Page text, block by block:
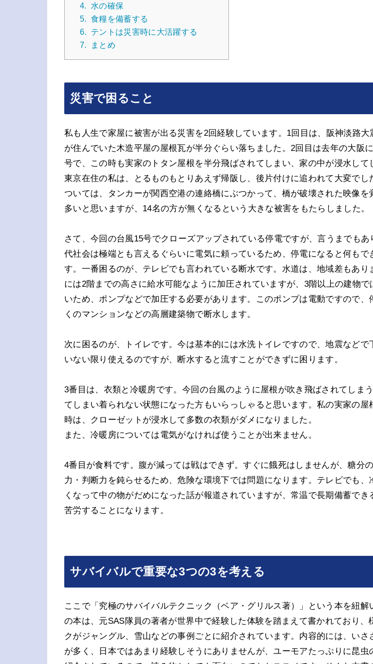
4.
水の確保
5. 食糧を備蓄する
6.
テントは災害時に大活躍する
7.
まとめ
災害で困ること
私も人生で家屋に被害が出る災害を2回経験しています。1回目は、阪神淡路大
が住んでいた木造平屋の屋根瓦が半分ぐらい落ちました。2回目は去年の大阪
号で、この時も実家のトタン屋根を半分飛ばされてしまい、家の中が浸水して
東京在住の私は、とるものもとりあえず帰阪し、後片付けに追われて大変でし
ついては、タンカーが関西空港の連絡橋にぶつかって、橋が破壊された映像を
多いと思いますが、14名の方が無くなるという大きな被害をもたらしました。
さて、今回の台風15号でクローズアップされている停電ですが、言うまでもあ
代社会は極端とも言えるぐらいに電気に頼っているため、停電になると何もで
す。一番困るのが、テレビでも言われている断水です。水道は、地域差もあり
には2階までの高さに給水可能なように加圧されていますが、3階以上の建物で
いため、ポンプなどで加圧する必要があります。このポンプは電動ですので、
くのマンションなどの高層建築物で断水します。
次に困るのが、トイレです。今は基本的には水洗トイレですので、地震などで
いない限り使えるのですが、断水すると流すことができずに困ります。
3番目は、衣類と冷暖房です。今回の台風のように屋根が吹き飛ばされてしま
てしまい着られない状態になった方もいらっしゃると思います。私の実家の屋
時は、クローゼットが浸水して多数の衣類がダメになりました。
また、冷暖房については電気がなければ使うことが出来ません。
4番目が食料です。腹が減っては戦はできず。すぐに餓死はしませんが、糖分
力・判断力を鈍らせるため、危険な環境下では問題になります。テレビでも、
くなって中の物がだめになった話が報道されていますが、常温で長期備蓄でき
苦労することになります。
サバイバルで重要な3つの3を考える
ここで「究極のサバイバルテクニック（ベア・グリルス著）」という本を紐解
の本は、元SAS隊員の著者が世界中で経験した体験を踏まえて書かれており、
クがジャングル、雪山などの事例ごとに紹介されています。内容的には、いさ
が多く、日本ではあまり経験しそうにありませんが、ユーモアたっぷりに昆虫